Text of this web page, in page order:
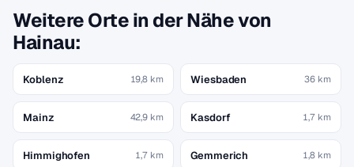
Weitere Orte in der Nähe von
Hainau:
Koblenz 19,8 km Wiesbaden 36 km
Mainz 42,9 km Kasdorf 1,7 km
Himmighofen 1,7 km Gemmerich 1,8 km